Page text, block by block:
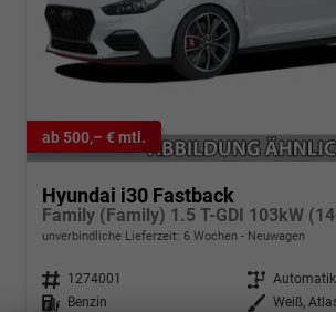
ab 500,– € mtl.
Hyundai i30 Fastback
unverbindliche Lieferzeit: 6 Wochen Neuwagen
Fahrzeugnr. 1274001 Getriebe Automatik
Kraftstoff
Benzin Außenfarbe Weiß,